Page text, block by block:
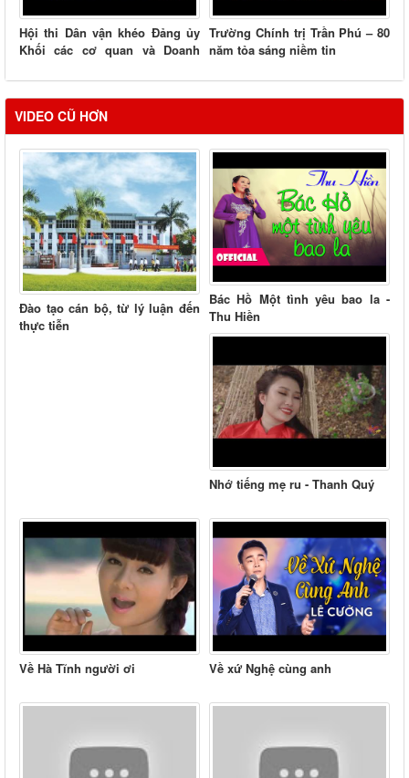
Hội thi Dân vận khéo Đảng ủy
Khối các cơ quan và Doanh
Trường Chính trị Trần Phú – 80
năm tỏa sáng niềm tin
VIDEO CŨ HƠN
Đào tạo cán bộ, từ lý luận đến
thực tiễn
Bác Hồ Một tình yêu bao la -
Thu Hiền
Nhớ tiếng mẹ ru - Thanh Quý
Về Hà Tĩnh người ơi Về xứ Nghệ cùng anh